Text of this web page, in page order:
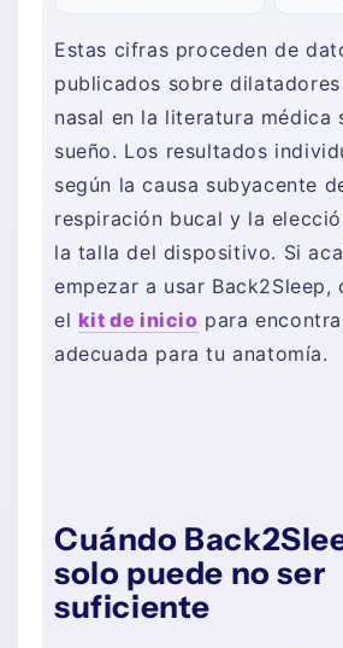
Estas cifras proceden de
publicados sobre
nasal en la literatura médica
sueño. Los resultados
según la causa subyacente
respiración bucal y la
la talla del dispositivo. Si
empezar a usar Back2Sleep,
el kit de inicio para
adecuada para tu anatomía.
Cuándo
solo puede no ser
suficiente